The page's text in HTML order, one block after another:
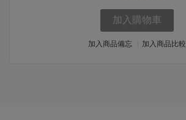
加入購物車
加入商品備忘 加入商品比較